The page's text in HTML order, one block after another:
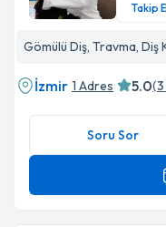
Takip
Gömülü Diş, Travma, Diş
İzmir 1 Adres 5.0(3
Soru Sor